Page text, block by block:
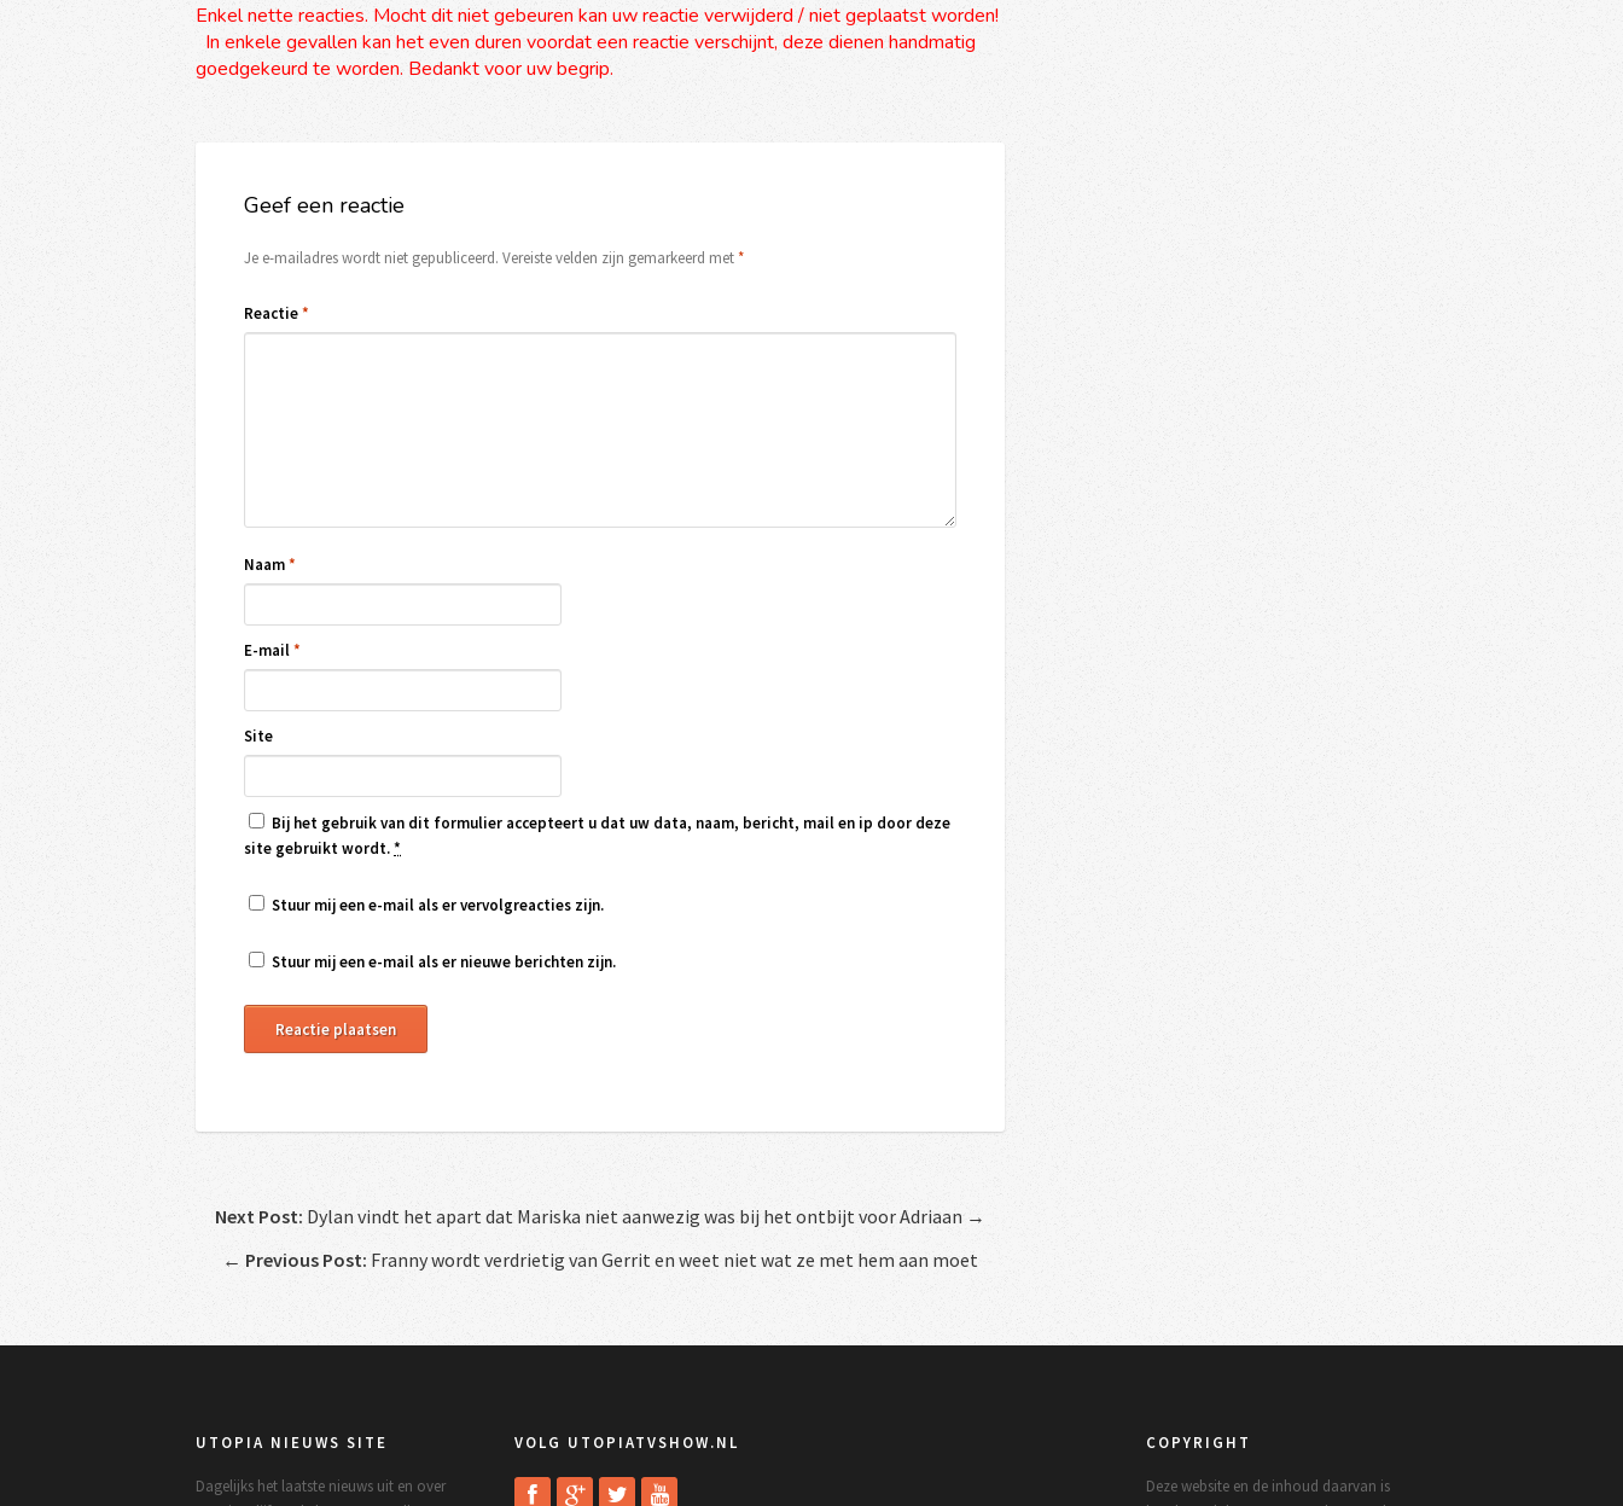
Enkel nette reacties. Mocht dit niet gebeuren kan uw reactie verwijderd / niet geplaatst worden!
In enkele gevallen kan het even duren voordat een reactie verschijnt, deze dienen handmatig
goedgekeurd te worden. Bedankt voor uw begrip.
Geef een reactie
Je e-mailadres wordt niet gepubliceerd. Vereiste velden zijn gemarkeerd met*
Reactie*
Naam*
E-mail*
Site
Bij het gebruik van dit formulier accepteert u dat uw data, naam, bericht, mail en ip door deze
site gebruikt wordt.*
Stuur mij een e-mail als er vervolgreacties zijn.
Stuur mij een e-mail als er nieuwe berichten zijn.
Next Post: Dylan vindt het apart dat Mariska niet aanwezig was bij het ontbijt voor Adriaan →
← Previous Post: Franny wordt verdrietig van Gerrit en weet niet wat ze met hem aan moet
UTOPIA NIEUWS SITE
Dagelijks het laatste nieuws uit en over
VOLG UTOPIATVSHOW.NL COPYRIGHT
Deze website en de inhoud daarvan is